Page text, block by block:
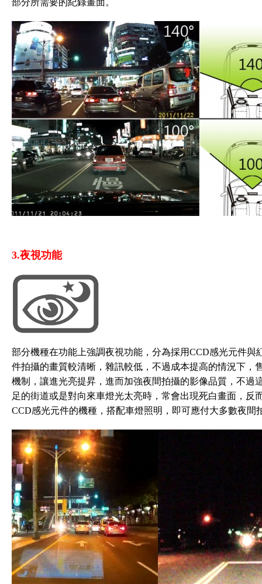
3.夜視功能
部分機種在功能上強調夜視功能，分為採用CCD感光元件與
件拍攝的畫質較清晰，雜訊較低，不過成本提高的情況下，
機制，讓進光亮提昇，進而加強夜間拍攝的影像品質，不過
足的街道或是對向來車燈光太亮時，常會出現死白畫面，反
CCD感光元件的機種，搭配車燈照明，即可應付大多數夜間